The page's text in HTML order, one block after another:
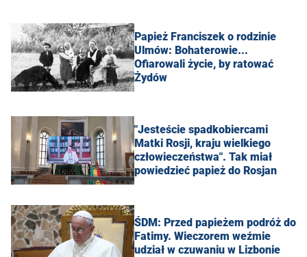
Papież Franciszek o rodzinie
Ulmów: Bohaterowie...
Ofiarowali życie, by ratować
Żydów
"Jesteście spadkobiercami
Matki Rosji, kraju wielkiego
człowieczeństwa". Tak miał
powiedzieć papież do Rosjan
ŚDM: Przed papieżem podróż do
Fatimy. Wieczorem weźmie
udział w czuwaniu w Lizbonie